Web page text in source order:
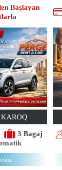
Başlayan
3 Bagaj